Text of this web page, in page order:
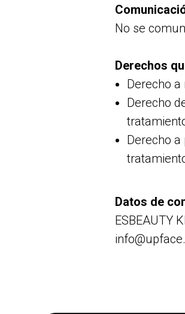
No se
Derechos
Derecho
Derecho
Derecho
Datos de
ESBEAUTY